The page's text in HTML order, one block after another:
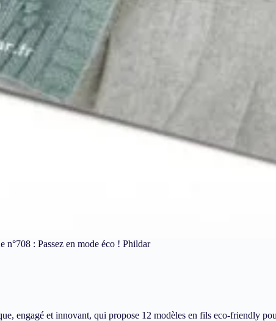
: Passez en mode éco ! Phildar
engagé et innovant, qui propose 12 modèles en fils eco-friendly